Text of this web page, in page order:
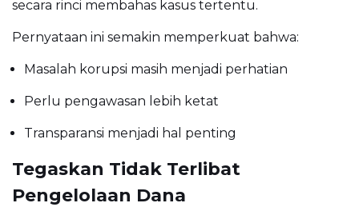
secara rinci membahas kasus tertentu.
Pernyataan ini semakin memperkuat bahwa:
Masalah korupsi masih menjadi perhatian
Perlu pengawasan lebih ketat
Transparansi menjadi hal penting
Tegaskan Tidak Terlibat
Pengelolaan Dana